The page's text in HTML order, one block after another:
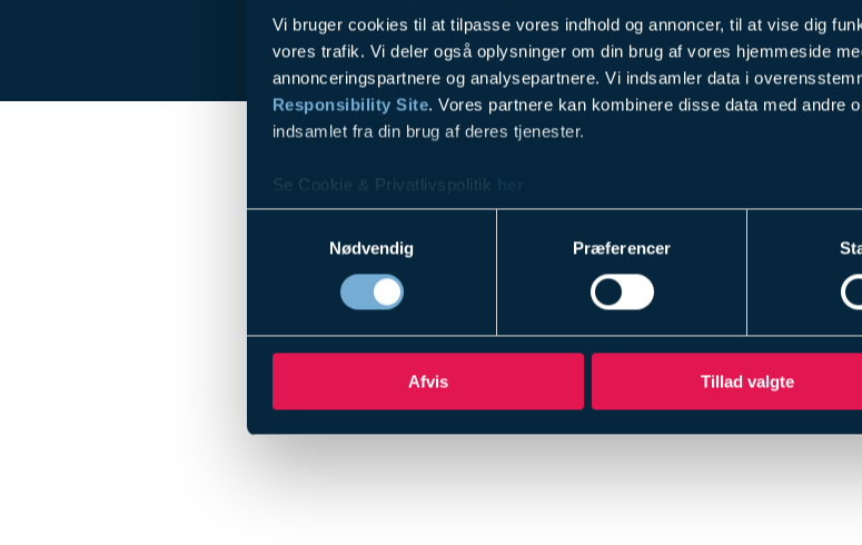
Vi bruger cookies til at tilpasse vores indhold og annoncer, til at vise dig
vores trafik. Vi deler også oplysninger om din brug af vores hjemmeside
annonceringspartnere og analysepartnere. Vi indsamler data i
Responsibility Site. Vores partnere kan kombinere disse data med andre
indsamlet fra din brug af deres tjenester.
Se Cookie & Privatlivspolitik
Nødvendig
Præferencer
Afvis Tillad valgte
AV